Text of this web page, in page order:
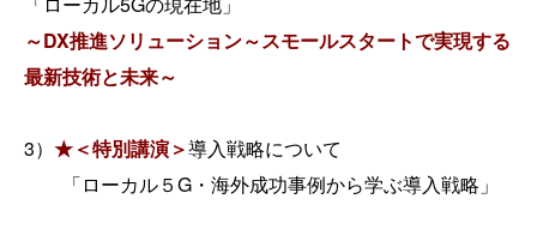
～DX推進ソリューション～スモールスタートで実現する
最新技術と未来～
3） ★＜特別講演＞導入戦略について
「ローカル５G・海外成功事例から学ぶ導入戦略」